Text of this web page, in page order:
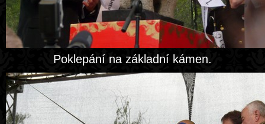
Poklepání na základní kámen.